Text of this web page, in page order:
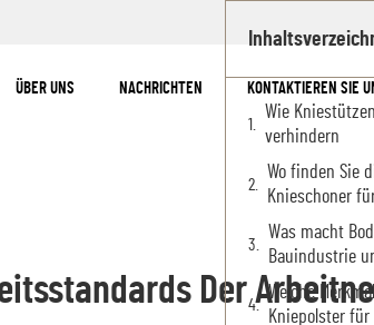
ÜBER UNS NACHRICHTEN KONTAKTIEREN SIE
Der
Wie
verhindern
Wo finden Sie
Knieschoner
Was macht
Bauindustrie
Welche
Kniepolster für